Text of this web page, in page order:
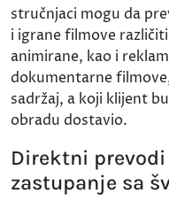
stručnjaci mogu da
i igrane filmove
animirane, kao i
dokumentarne
sadržaj, a koji klijent
obradu dostavio.
Direktni
zastupanje sa